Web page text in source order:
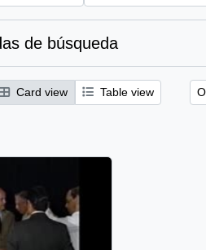
de búsqueda
Card view Table view